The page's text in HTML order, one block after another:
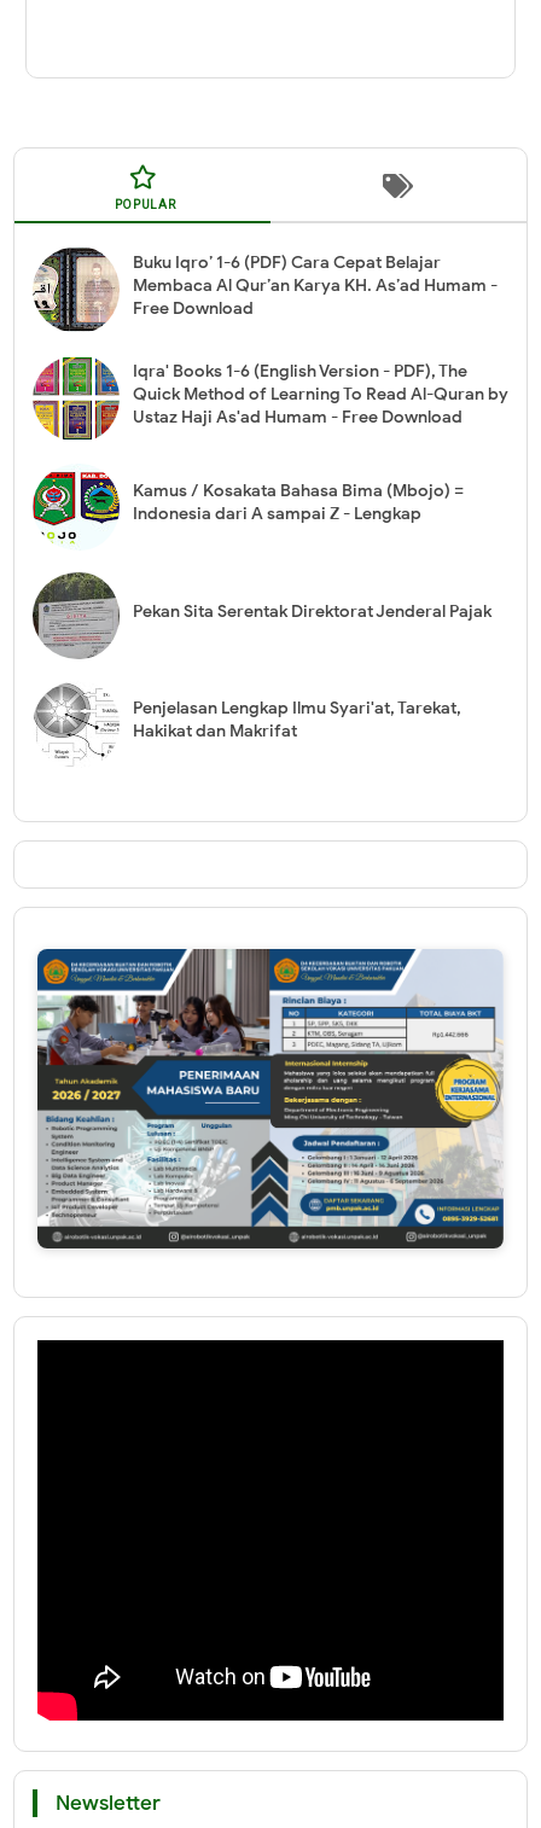
POPULAR
Buku Iqro’ 1-6 (PDF) Cara Cepat Belajar
Membaca Al Qur’an Karya KH. As’ad Humam -
Free Download
Iqra' Books 1-6 (English Version - PDF), The
Quick Method of Learning To Read Al-Quran by
Ustaz Haji As'ad Humam - Free Download
Kamus / Kosakata Bahasa Bima (Mbojo) =
Indonesia dari A sampai Z - Lengkap
Pekan Sita Serentak Direktorat Jenderal Pajak
Penjelasan Lengkap Ilmu Syari'at, Tarekat,
Hakikat dan Makrifat
Newsletter